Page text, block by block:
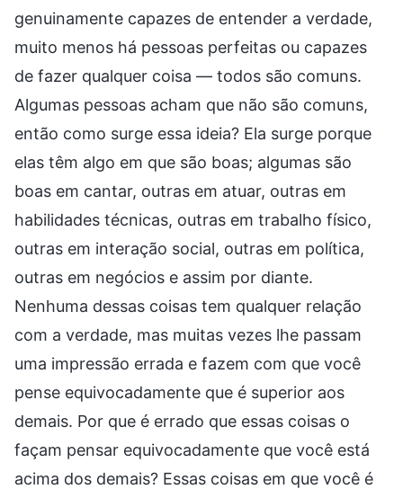
genuinamente capazes de entender a verdade,
muito menos há pessoas perfeitas ou capazes
de fazer qualquer coisa — todos são comuns.
Algumas pessoas acham que não são comuns,
então como surge essa ideia? Ela surge porque
elas têm algo em que são boas; algumas são
boas em cantar, outras em atuar, outras em
habilidades técnicas, outras em trabalho físico,
outras em interação social, outras em política,
outras em negócios e assim por diante.
Nenhuma dessas coisas tem qualquer relação
com a verdade, mas muitas vezes lhe passam
uma impressão errada e fazem com que você
pense equivocadamente que é superior aos
demais. Por que é errado que essas coisas o
façam pensar equivocadamente que você está
acima dos demais? Essas coisas em que você é